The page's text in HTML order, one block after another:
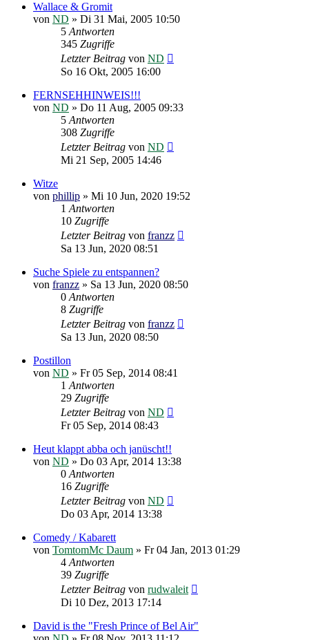
Wallace & Gromit
von ND » Di 31 Mai, 2005 10:50
5Antworten
345 Zugriffe
Letzter Beitrag von ND
So 16 Okt, 2005 16:00
FERNSEHHINWEIS!!!
von ND » Do 11 Aug, 2005 09:33
5Antworten
308 Zugriffe
Letzter Beitrag von ND
Mi 21 Sep, 2005 14:46
Witze
von phillip » Mi 10 Jun, 2020 19:52
1Antworten
10 Zugriffe
Letzter Beitrag von franzz
Sa 13 Jun, 2020 08:51
Suche Spiele zu entspannen?
von franzz » Sa 13 Jun, 2020 08:50
0Antworten
8 Zugriffe
Letzter Beitrag von franzz
Sa 13 Jun, 2020 08:50
Postillon
von ND » Fr 05 Sep, 2014 08:41
1Antworten
29 Zugriffe
Letzter Beitrag von ND
Fr 05 Sep, 2014 08:43
Heut klappt abba och janüscht!!
von ND » Do 03 Apr, 2014 13:38
0Antworten
16 Zugriffe
Letzter Beitrag von ND
Do 03 Apr, 2014 13:38
Comedy / Kabarett
von TomtomMc Daum » Fr 04 Jan, 2013 01:29
4Antworten
39 Zugriffe
Letzter Beitrag von rudwaleit
Di 10 Dez, 2013 17:14
David is the "Fresh Prince of Bel Air"